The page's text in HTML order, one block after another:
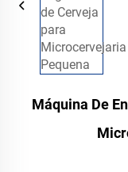
Máquina De